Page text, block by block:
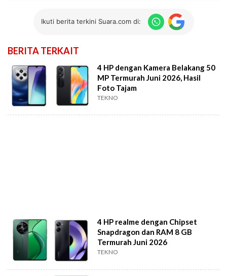
Ikuti berita terkini Suara.com di:
BERITA TERKAIT
4 HP dengan Kamera Belakang 50
MP Termurah Juni 2026, Hasil
Foto Tajam
TEKNO
4 HP realme dengan Chipset
Snapdragon dan RAM 8 GB
Termurah Juni 2026
TEKNO